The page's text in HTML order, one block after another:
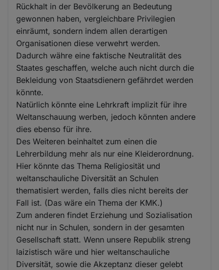
Rückhalt in der Bevölkerung an Bedeutung
gewonnen haben, vergleichbare Privilegien
einräumt, sondern indem allen derartigen
Organisationen diese verwehrt werden.
Dadurch währe eine faktische Neutralität des
Staates geschaffen, welche auch nicht durch die
Bekleidung von Staatsdienern gefährdet werden
könnte.
Natürlich könnte eine Lehrkraft implizit für ihre
Weltanschauung werben, jedoch könnten andere
dies ebenso für ihre.
Des Weiteren beinhaltet zum einen die
Lehrerbildung mehr als nur eine Kleiderordnung.
Hier könnte das Thema Religiosität und
weltanschauliche Diversität an Schulen
thematisiert werden, falls dies nicht bereits der
Fall ist. (Das wäre ein Thema der KMK.)
Zum anderen findet Erziehung und Sozialisation
nicht nur in Schulen, sondern in der gesamten
Gesellschaft statt. Wenn unsere Republik streng
laizistisch wäre und hier weltanschauliche
Diversität, sowie die Akzeptanz dieser gelebt